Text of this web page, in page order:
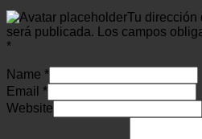
Tu dirección
será publicada.
Los campos
*
Name *
Email *
Website